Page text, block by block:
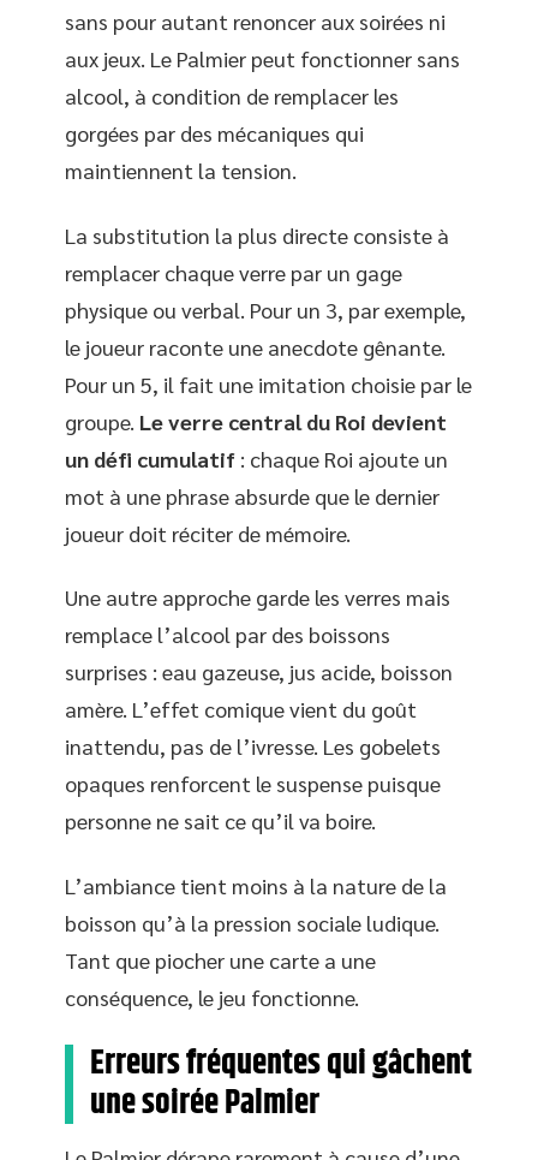
sans pour autant renoncer aux soirées ni
aux jeux. Le Palmier peut fonctionner sans
alcool, à condition de remplacer les
gorgées par des mécaniques qui
maintiennent la tension.
La substitution la plus directe consiste à
remplacer chaque verre par un gage
physique ou verbal. Pour un 3, par exemple,
le joueur raconte une anecdote gênante.
Pour un 5, il fait une imitation choisie par le
groupe. Le verre central du Roi devient
un défi cumulatif : chaque Roi ajoute un
mot à une phrase absurde que le dernier
joueur doit réciter de mémoire.
Une autre approche garde les verres mais
remplace l’alcool par des boissons
surprises : eau gazeuse, jus acide, boisson
amère. L’effet comique vient du goût
inattendu, pas de l’ivresse. Les gobelets
opaques renforcent le suspense puisque
personne ne sait ce qu’il va boire.
L’ambiance tient moins à la nature de la
boisson qu’à la pression sociale ludique.
Tant que piocher une carte a une
conséquence, le jeu fonctionne.
Erreurs fréquentes qui gâchent
une soirée Palmier